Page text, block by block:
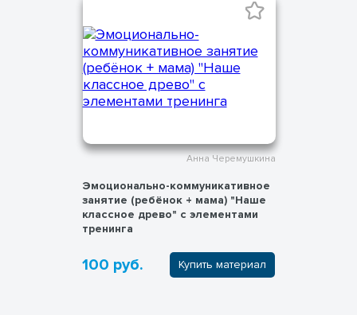
Анна Черемушкина
Эмоционально-коммуникативное
занятие (ребёнок + мама) "Наше
классное древо" с элементами
тренинга
100 руб. Купить материал